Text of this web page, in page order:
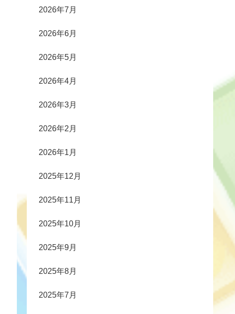
2026年7月
2026年6月
2026年5月
2026年4月
2026年3月
2026年2月
2026年1月
2025年12月
2025年11月
2025年10月
2025年9月
2025年8月
2025年7月